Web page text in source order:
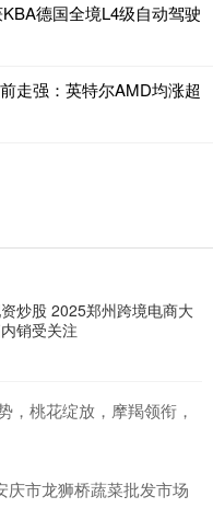
德国全境L4级自动驾驶
走强：英特尔AMD均涨超
炒股 2025郑州跨境电商大
销受关注
，桃花绽放，摩羯领衔，
庆市龙狮桥蔬菜批发市场